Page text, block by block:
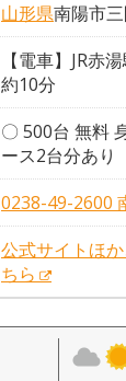
山形県南陽市
【電車】JR赤
約10分
〇 500台 無料
ース2台分あり
0238-49-2600
公式サイトほ
ちら